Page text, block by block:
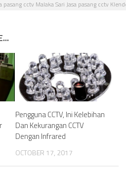
pasang cctv Malaka Sari Jasa pasang cctv
Pengguna CCTV, Ini Kelebihan
Dan Kekurangan CCTV
Dengan Infrared
OCTOBER 17, 2017